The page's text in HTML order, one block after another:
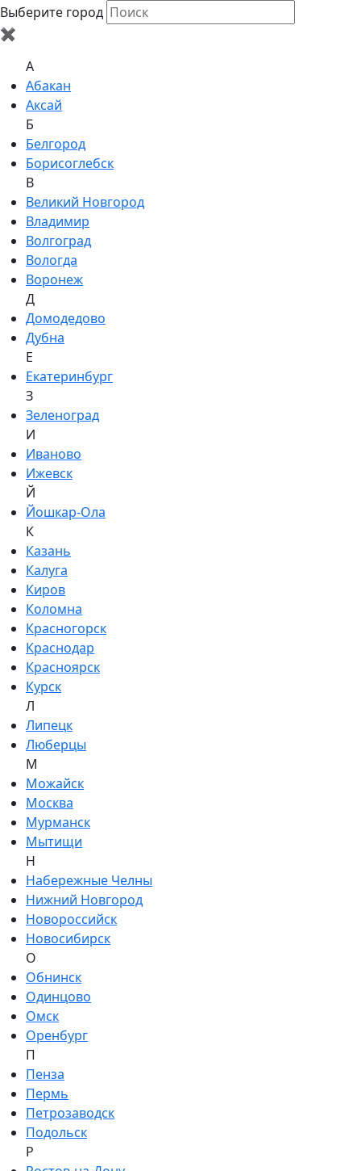
Выберите город
✖
A
Абакан
Аксай
Б
Белгород
Борисоглебск
В
Великий Новгород
Владимир
Волгоград
Вологда
Воронеж
Д
Домодедово
Дубна
Е
Екатеринбург
З
Зеленоград
И
Иваново
Ижевск
Й
Йошкар-Ола
К
Казань
Калуга
Киров
Коломна
Красногорск
Краснодар
Красноярск
Курск
Л
Липецк
Люберцы
М
Можайск
Москва
Мурманск
Мытищи
Н
Набережные Челны
Нижний Новгород
Новороссийск
Новосибирск
О
Обнинск
Одинцово
Омск
Оренбург
П
Пенза
Пермь
Петрозаводск
Подольск
Р